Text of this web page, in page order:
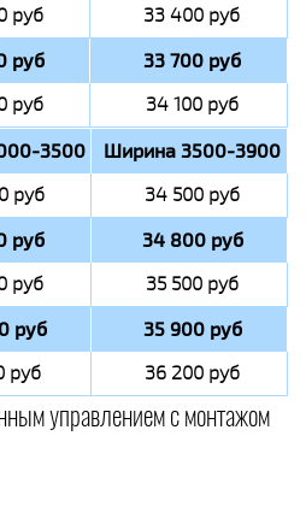
руб 33 400 руб
руб 33 700 руб
руб 34 100 руб
3500 Ширина 3500-3900
руб 34 500 руб
руб 34 800 руб
руб 35 500 руб
руб 35 900 руб
руб 36 200 руб
управлением с монтажом